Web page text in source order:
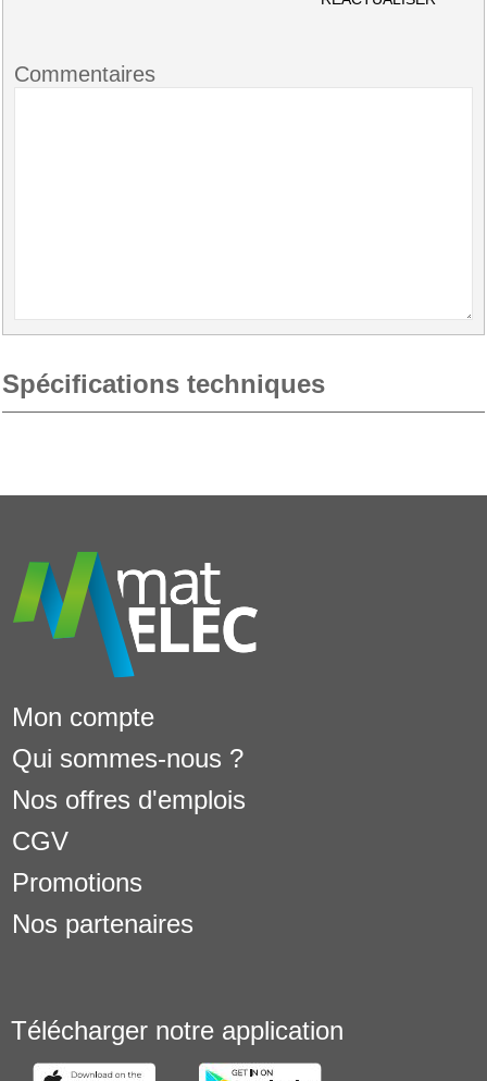
Commentaires
Spécifications techniques
Mon compte
Qui sommes-nous ?
Nos offres d'emplois
CGV
Promotions
Nos partenaires
Télécharger notre application